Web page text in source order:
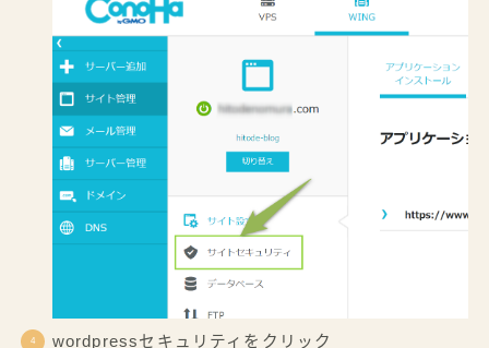
wordpressセキュリティをクリック